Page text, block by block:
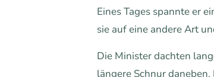
Eines Tages spannte er
sie auf eine andere Art
Die Minister dachten
längere Schnur